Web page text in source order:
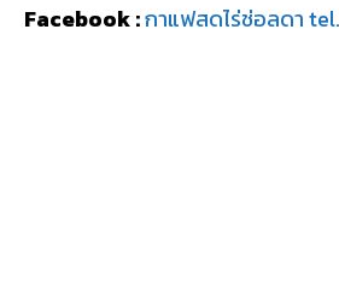
Facebook :กาแฟสดไร่ช่อลดา